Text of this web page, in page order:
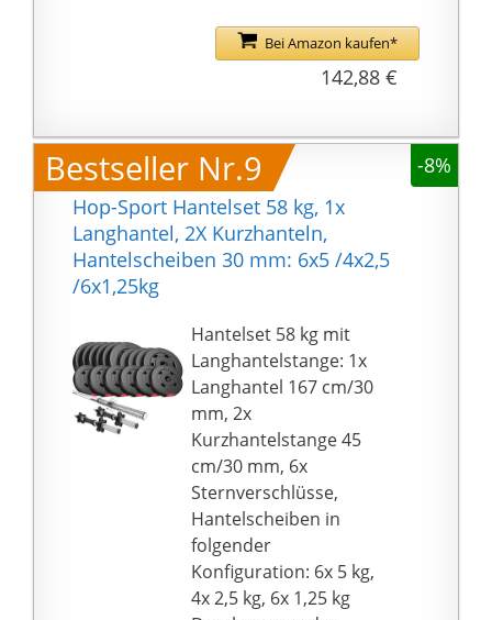
die zur Fixierung der
Gewichte auf der
Stange dienen und
Scheiben von der
Stange rutschen.
Sowohl die beiden
Kurzhantelstangen als
auch die
Langhantelstange und
rutschfesten
Griffflächen
ausgestattet, was das
Abrutschen der Hände
während des Trainings
verhindert.
Unsere Gewichte sind
mit einer Sand-Zement
Mischung gefüllt und
mit Kunststoff
überzogen, was ein
Bei Amazon kaufen*
142,88 €
Bestseller Nr.9
-8%
Hop-Sport Hantelset 58 kg, 1x
Langhantel, 2X Kurzhanteln,
Hantelscheiben 30 mm: 6x5 /4x2,5
/6x1,25kg
Hantelset 58 kg mit
Langhantelstange: 1x
Langhantel 167 cm/30
mm, 2x
Kurzhantelstange 45
cm/30 mm, 6x
Sternverschlüsse,
Hantelscheiben in
folgender
Konfiguration: 6x 5 kg,
4x 2,5 kg, 6x 1,25 kg